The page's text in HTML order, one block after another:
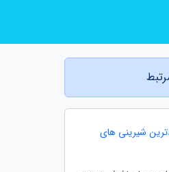
لذیذترین شیرینی های